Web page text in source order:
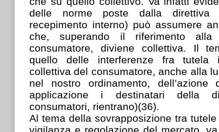
delle norme poste dalla direttiva
recepimento interno) può assumere
che, superando il riferimento
consumatore, diviene collettiva. Il
quello delle interferenze fra tutela
collettiva del consumatore, anche alla
nel nostro ordinamento,
applicazione i destinatari della
consumatori, rientrano)(36).
Al tema della sovrapposizione tra
vigilanza e regolazione del mercato,